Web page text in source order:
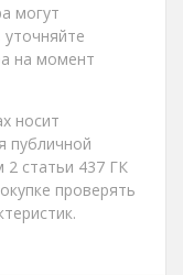
могут
уточняйте
на момент
носит
публичной
2 статьи 437 ГК
проверять